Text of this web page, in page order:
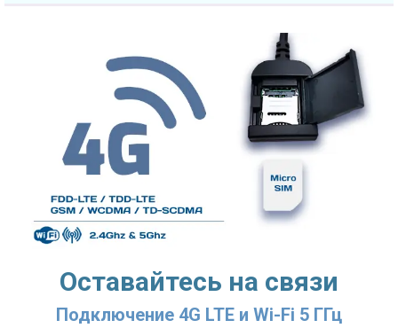
Оставайтесь на связи
Подключение 4G LTE и Wi-Fi 5 ГГц